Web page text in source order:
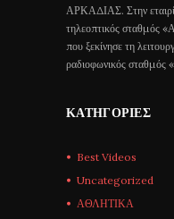
ΑΡΚΑΔΙΑΣ. Στην
τηλεοπτικός σταθμός
που ξεκίνησε τη
ραδιοφωνικός
ΚΑΤΗΓΟΡΊΕΣ
Best Videos
Uncategorized
ΑΘΛΗΤΙΚΑ